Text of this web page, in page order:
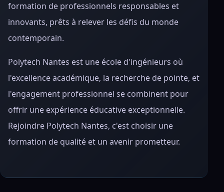
formation de professionnels responsables et
innovants, prêts à relever les défis du monde
contemporain.
Polytech Nantes est une école d'ingénieurs où
l'excellence académique, la recherche de pointe, et
l'engagement professionnel se combinent pour
offrir une expérience éducative exceptionnelle.
Rejoindre Polytech Nantes, c'est choisir une
formation de qualité et un avenir prometteur.